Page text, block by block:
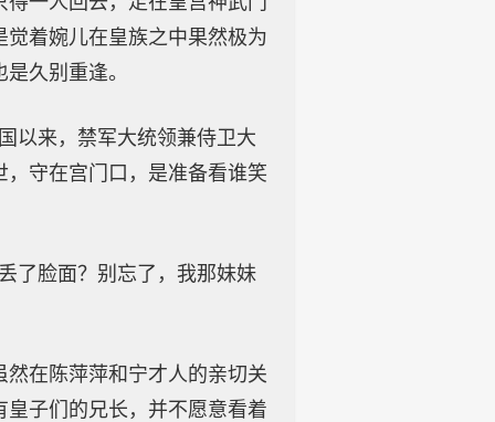
着婉儿在皇族之中果然极为
久别重逢。
以来，禁军大统领兼侍卫大
守在宫门口，是准备看谁笑
了脸面？别忘了，我那妹妹
在陈萍萍和宁才人的亲切关
子们的兄长，并不愿意看着